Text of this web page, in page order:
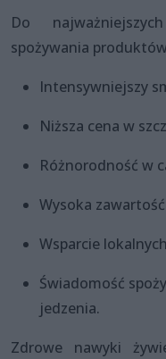
Do
spożywania
Intensywniejszy
Niższa cena w
Różnorodność w
Wysoka
Wsparcie
Świadomość
jedzenia.
Zdrowe nawyki